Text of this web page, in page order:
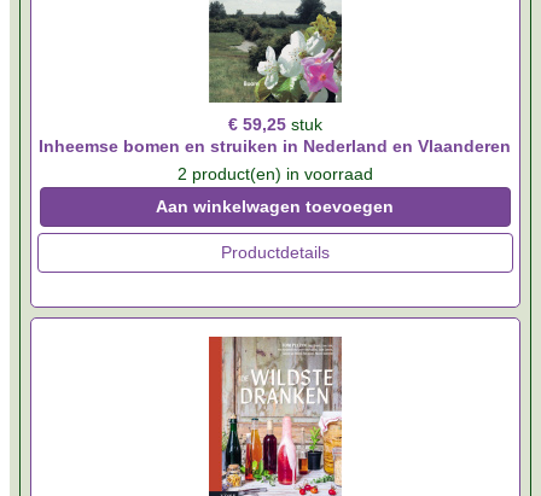
€ 59,25 stuk
Inheemse bomen en struiken in Nederland en Vlaanderen
2 product(en) in voorraad
Aan winkelwagen toevoegen
Productdetails